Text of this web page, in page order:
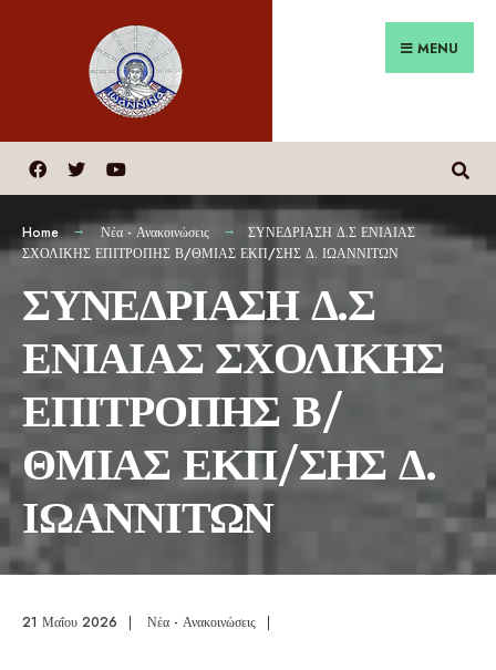
MENU
Home Νέα - Ανακοινώσεις
ΣΥΝΕΔΡΙΑΣΗ Δ.Σ ΕΝΙΑΙΑΣ
ΣΧΟΛΙΚΗΣ ΕΠΙΤΡΟΠΗΣ Β/ΘΜΙΑΣ ΕΚΠ/ΣΗΣ Δ. ΙΩΑΝΝΙΤΩΝ
ΣΥΝΕΔΡΙΑΣΗ Δ.Σ
ΕΝΙΑΙΑΣ ΣΧΟΛΙΚΗΣ
ΕΠΙΤΡΟΠΗΣ Β/
ΘΜΙΑΣ ΕΚΠ/ΣΗΣ Δ.
ΙΩΑΝΝΙΤΩΝ
21 Μαΐου 2026 | Νέα - Ανακοινώσεις |